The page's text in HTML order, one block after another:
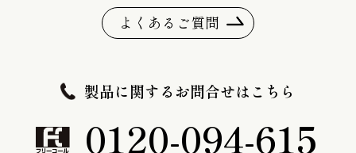
よくあるご質問
製品に関するお問合せはこちら
0120-094-615